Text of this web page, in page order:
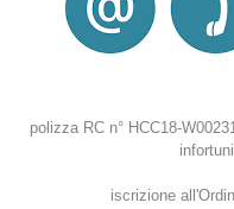
polizza RC n° HCC18-
iscrizione